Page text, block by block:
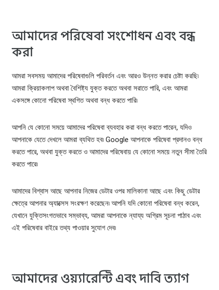
আমাদের পরিষেবা সংশোধন এবং বন্ধ
করা
আমরা সবসময় আমাদের পরিষেবাগুলি পরিবর্তন এবং আরও উন্নত করার চেষ্টা করছি৷
আমরা ক্রিয়াকলাপ অথবা বৈশিষ্ট্য যুক্ত করতে অথবা সরাতে পারি, এবং আমরা
একসঙ্গে কোনো পরিষেবা স্থগিত অথবা বন্ধ করতে পারি৷
আপনি যে কোনো সময়ে আমাদের পরিষেবা ব্যবহার করা বন্ধ করতে পারেন, যদিও
আপনাকে যেতে দেখলে আমরা ব্যথিত হব৷ Google আপনাকে পরিষেবা প্রদানও বন্ধ
করতে পারে, অথবা যুক্ত করতে ও আমাদের পরিষেবায় যে কোনো সময়ে নতুন সীমা তৈরি
করতে পারে৷
আমাদের বিশ্বাস আছে আপনার নিজের ডেটার ওপর মালিকানা আছে এবং কিছু ডেটার
ক্ষেত্রে আপনার অ্যাক্সেস সংরক্ষণ করেছেন৷ আপনি যদি কোনো পরিষেবা বন্ধ করেন,
যেখানে যুক্তিসংগতভাবে সম্ভাব্য, আমরা আপনাকে ন্যায্য অগ্রিম সূচনা পাঠাব এবং
এই পরিষেবার বাইরে তথ্য পাওয়ার সুযোগ দেব৷
আমাদের ওয়্যারেন্টি এবং দাবি ত্যাগ